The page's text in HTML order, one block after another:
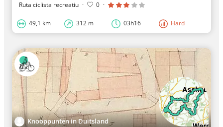
Ruta ciclista recreatiu · 0 ·
49,1 km 312 m 03h16 Hard
Knooppunten in Duitsland